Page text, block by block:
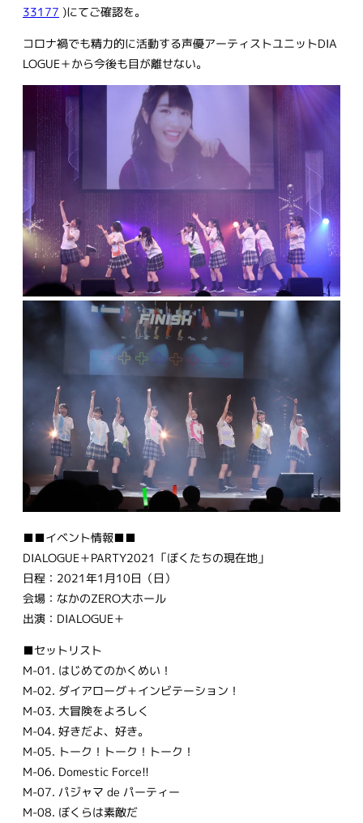
33177 )にてご確認を。
コロナ禍でも精力的に活動する声優アーティストユニットDIA
LOGUE＋から今後も目が離せない。
■■イベント情報■■
DIALOGUE＋PARTY2021「ぼくたちの現在地」
日程：2021年1月10日（日）
会場：なかのZERO大ホール
出演：DIALOGUE＋
■セットリスト
M-01. はじめてのかくめい！
M-02. ダイアローグ＋インビテーション！
M-03. 大冒険をよろしく
M-04. 好きだよ、好き。
M-05. トーク！トーク！トーク！
M-06. Domestic Force!!
M-07. パジャマ de パーティー
M-08. ぼくらは素敵だ